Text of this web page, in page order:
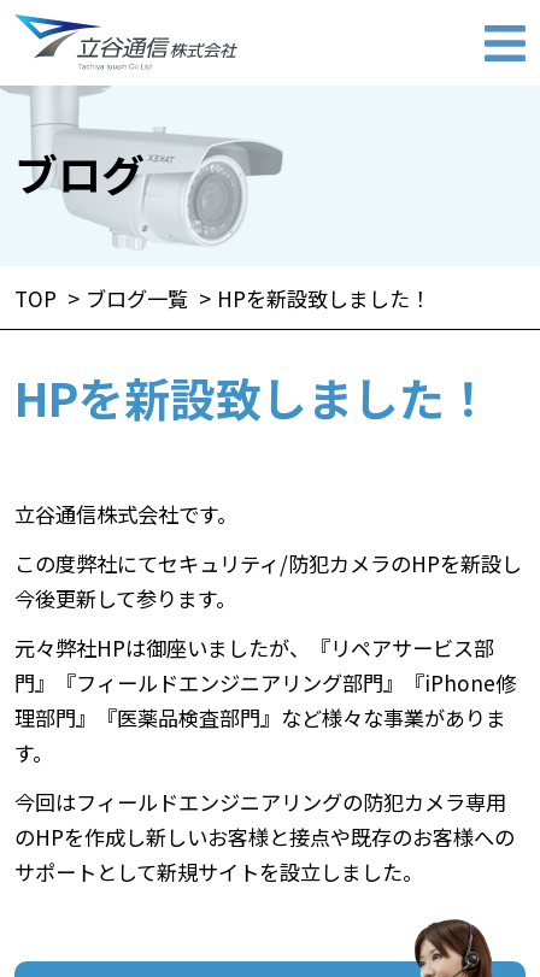
ブログ
TOP ブログ一覧 HPを新設致しました！
HPを新設致しました！
立谷通信株式会社です。
この度弊社にてセキュリティ/防犯カメラのHPを新設し
今後更新して参ります。
元々弊社HPは御座いましたが、『リペアサービス部
門』『フィールドエンジニアリング部門』『iPhone修
理部門』『医薬品検査部門』など様々な事業がありま
す。
今回はフィールドエンジニアリングの防犯カメラ専用
のHPを作成し新しいお客様と接点や既存のお客様への
サポートとして新規サイトを設立しました。